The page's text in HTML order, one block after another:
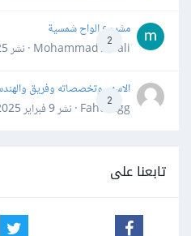
2
مشروع الواح شمسية
Mohammad Awali · نشر
25
2
الاسهم وتخصصاته وفريق
Fahd Ggg · نشر
9 فبراير 2025
تابعنا على